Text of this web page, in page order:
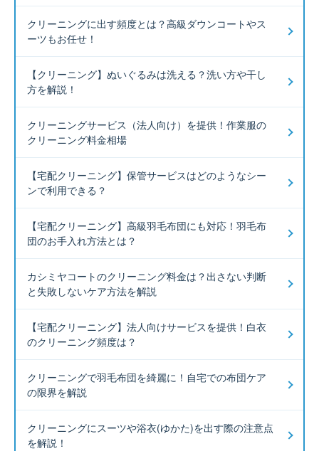
クリーニングに出す頻度とは？高級ダウンコートやス
ーツもお任せ！
【クリーニング】ぬいぐるみは洗える？洗い方や干し
方を解説！
クリーニングサービス（法人向け）を提供！作業服の
クリーニング料金相場
【宅配クリーニング】保管サービスはどのようなシー
ンで利用できる？
【宅配クリーニング】高級羽毛布団にも対応！羽毛布
団のお手入れ方法とは？
カシミヤコートのクリーニング料金は？出さない判断
と失敗しないケア方法を解説
【宅配クリーニング】法人向けサービスを提供！白衣
のクリーニング頻度は？
クリーニングで羽毛布団を綺麗に！自宅での布団ケア
の限界を解説
クリーニングにスーツや浴衣(ゆかた)を出す際の注意点
を解説！